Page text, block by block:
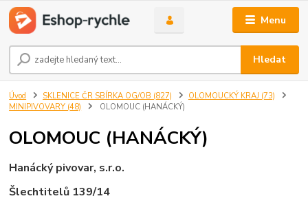
Menu
Hledat
Úvod SKLENICE ČR SBÍRKA OG/OB (827)
OLOMOUCKÝ KRAJ (73)
MINIPIVOVARY (48)
OLOMOUC (HANÁCKÝ)
OLOMOUC (HANÁCKÝ)
Hanácký pivovar, s.r.o.
Šlechtitelů 139/14